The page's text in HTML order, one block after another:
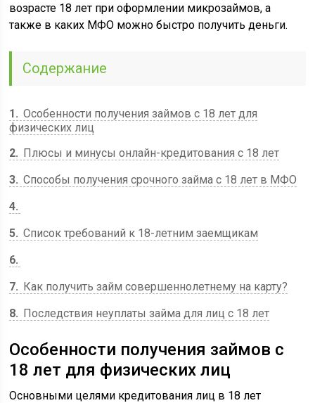
возрасте 18 лет при оформлении микрозаймов, а
также в каких МФО можно быстро получить деньги.
Содержание
1
Особенности получения займов с 18 лет для
физических лиц
2
Плюсы и минусы онлайн-кредитования с 18 лет
3 Способы получения срочного займа с 18 лет в МФО
4
5 Список требований к 18-летним заемщикам
6
7
Как получить займ совершеннолетнему на карту?
8
Последствия неуплаты займа для лиц с 18 лет
Особенности получения займов с
18 лет для физических лиц
Основными целями кредитования лиц в 18 лет